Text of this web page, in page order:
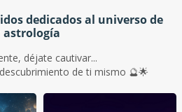
dedicados al universo de
astrología
déjate cautivar...
de ti mismo 🔮🌟